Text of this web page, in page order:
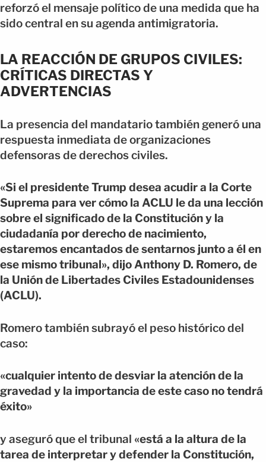
reforzó el mensaje político de una medida que ha
sido central en su agenda antimigratoria.
LA REACCIÓN DE GRUPOS CIVILES:
CRÍTICAS DIRECTAS Y
ADVERTENCIAS
La presencia del mandatario también generó una
respuesta inmediata de organizaciones
defensoras de derechos civiles.
«Si el presidente Trump desea acudir a la Corte
Suprema para ver cómo la ACLU le da una lección
sobre el significado de la Constitución y la
ciudadanía por derecho de nacimiento,
estaremos encantados de sentarnos junto a él en
ese mismo tribunal», dijo Anthony D. Romero, de
la Unión de Libertades Civiles Estadounidenses
(ACLU).
Romero también subrayó el peso histórico del
caso:
«cualquier intento de desviar la atención de la
gravedad y la importancia de este caso no tendrá
éxito»
y aseguró que el tribunal «está a la altura de la
tarea de interpretar y defender la Constitución,